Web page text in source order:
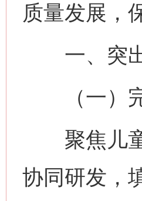
质量发展，
一、突出
（一）完
聚焦儿童
协同研发，